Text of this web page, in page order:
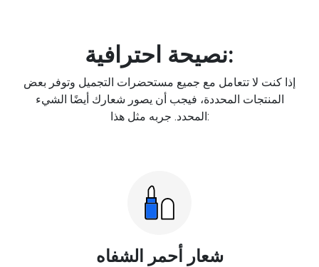
نصيحة احترافية:
إذا كنت لا تتعامل مع جميع مستحضرات التجميل وتوفر بعض
المنتجات المحددة، فيجب أن يصور شعارك أيضًا الشيء
المحدد. جربه مثل هذا:
شعار أحمر الشفاه